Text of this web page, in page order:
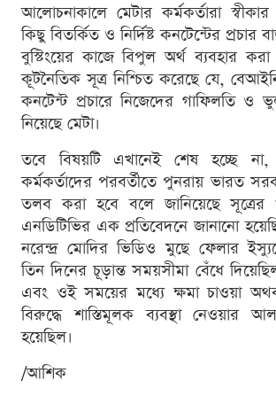
আলোচনাকালে মেটার কর্মকর্তারা
কিছু বিতর্কিত ও নির্দিষ্ট কনটেন্টের প্রচার
বুস্টিংয়ের কাজে বিপুল অর্থ ব্যবহার করা
কূটনৈতিক সূত্র নিশ্চিত করেছে যে,
কনটেন্ট প্রচারে নিজেদের গাফিলতি ও
নিয়েছে মেটা।
তবে বিষয়টি এখানেই শেষ হচ্ছে না,
কর্মকর্তাদের পরবর্তীতে পুনরায় ভারত
তলব করা হবে বলে জানিয়েছে
এনডিটিভির এক প্রতিবেদনে জানানো
নরেন্দ্র মোদির ভিডিও মুছে ফেলার
তিন দিনের চূড়ান্ত সময়সীমা বেঁধে
এবং ওই সময়ের মধ্যে ক্ষমা চাওয়া
বিরুদ্ধে শাস্তিমূলক ব্যবস্থা নেওয়ার
হয়েছিল।
/আশিক